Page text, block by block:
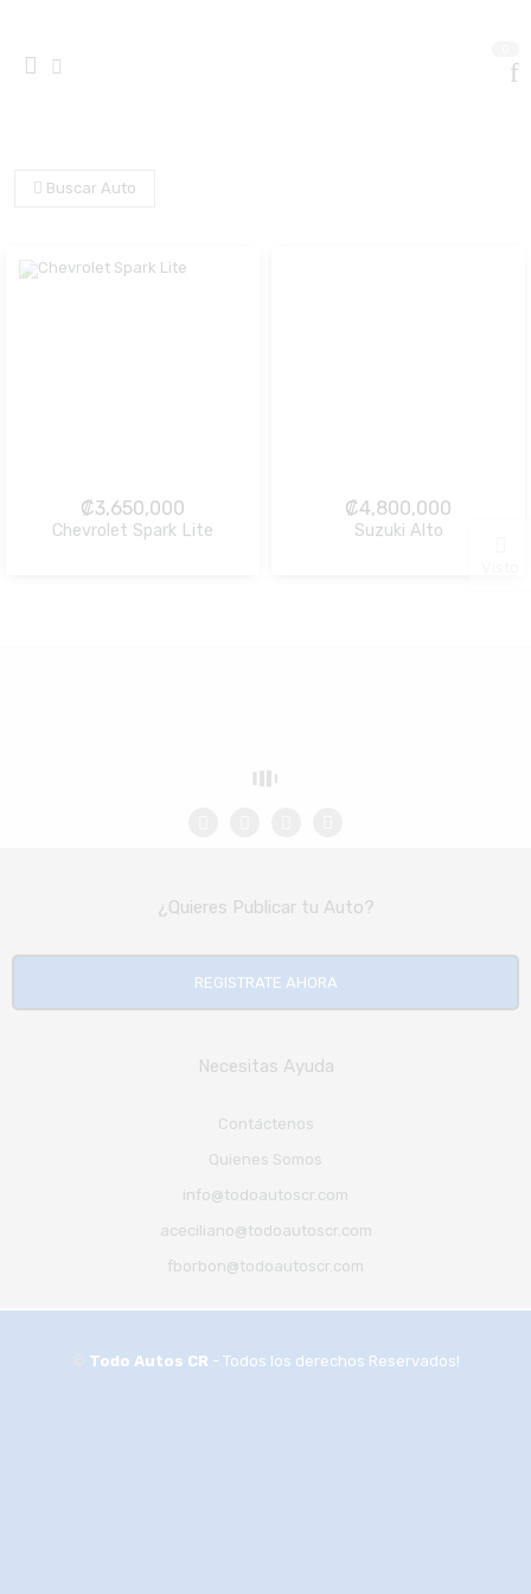
Buscar Auto
₡3,650,000
Chevrolet Spark Lite
₡4,800,000
Suzuki Alto
¿Quieres Publicar tu Auto?
REGISTRATE AHORA
Necesitas Ayuda
Contáctenos
Quienes Somos
info@todoautoscr.com
aceciliano@todoautoscr.com
fborbon@todoautoscr.com
Todo Autos CR - Todos los derechos Reservados!